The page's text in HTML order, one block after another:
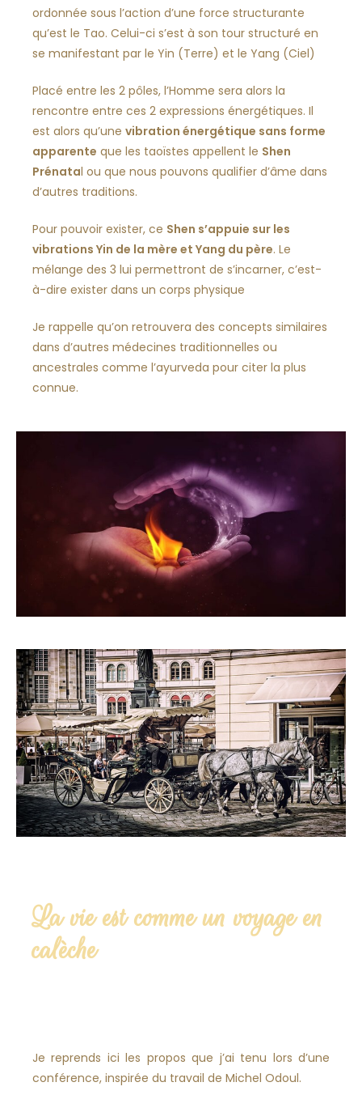
ordonnée sous l’action d’une force structurante
qu’est le Tao. Celui-ci s’est à son tour structuré en
se manifestant par le Yin (Terre) et le Yang (Ciel)
Placé entre les 2 pôles, l’Homme sera alors la
rencontre entre ces 2 expressions énergétiques. Il
est alors qu’une vibration énergétique sans forme
apparente que les taoïstes appellent le Shen
Prénatal ou que nous pouvons qualifier d’âme dans
d’autres traditions.
Pour pouvoir exister, ce Shen s’appuie sur les
vibrations Yin de la mère et Yang du père. Le
mélange des 3 lui permettront de s’incarner, c’est-
à-dire exister dans un corps physique
Je rappelle qu’on retrouvera des concepts similaires
dans d’autres médecines traditionnelles ou
ancestrales comme l’ayurveda pour citer la plus
connue.
La vie est comme un voyage en
calèche
Je reprends ici les propos que j’ai tenu lors d’une
conférence, inspirée du travail de Michel Odoul.